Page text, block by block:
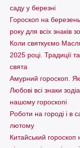
саду у березні
Гороскоп на
року для всіх знаків
Коли святкуємо
2025 році. Традиції
свята
Амурний гороскоп.
Любові всі знаки
нашому гороскопі
Pоботи на городі і в
лютому
Китайський гороскоп